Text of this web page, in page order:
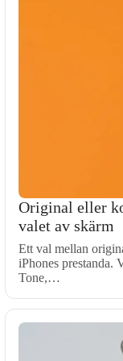
Original eller
valet av skärm
Ett val mellan
iPhones prestanda.
Tone,…